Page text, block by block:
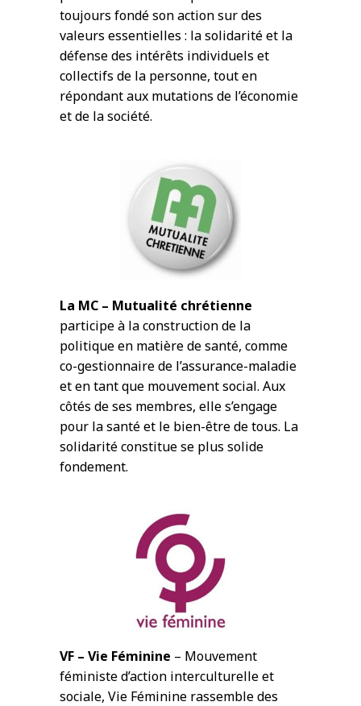
toujours fondé son action sur des
valeurs essentielles : la solidarité et la
défense des intérêts individuels et
collectifs de la personne, tout en
répondant aux mutations de l’économie
et de la société.
La MC – Mutualité chrétienne
participe à la construction de la
politique en matière de santé, comme
co-gestionnaire de l’assurance-maladie
et en tant que mouvement social. Aux
côtés de ses membres, elle s’engage
pour la santé et le bien-être de tous. La
solidarité constitue se plus solide
fondement.
VF – Vie Féminine – Mouvement
féministe d’action interculturelle et
sociale, Vie Féminine rassemble des